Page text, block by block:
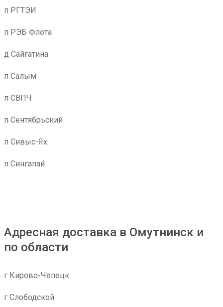
п РГТЭИ
п РЭБ Флота
д Сайгатина
п Салым
п СВПЧ
п Сентябрьский
п Сивыс-Ях
п Сингапай
Адресная доставка в Омутнинск и
по области
г Кирово-Чепецк
г Слободской